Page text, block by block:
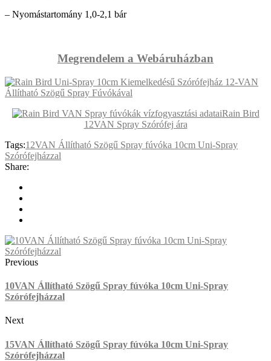
– Nyomástartomány 1,0-2,1 bár
Megrendelem a Webáruházban
Rain Bird
12VAN Spray Szórófej ára
Tags:12VAN Állítható Szögű Spray fúvóka 10cm Uni-Spray
Szórófejházzal
Share:
Previous
10VAN Állítható Szögű Spray fúvóka 10cm Uni-Spray
Szórófejházzal
Next
15VAN Állítható Szögű Spray fúvóka 10cm Uni-Spray
Szórófejházzal